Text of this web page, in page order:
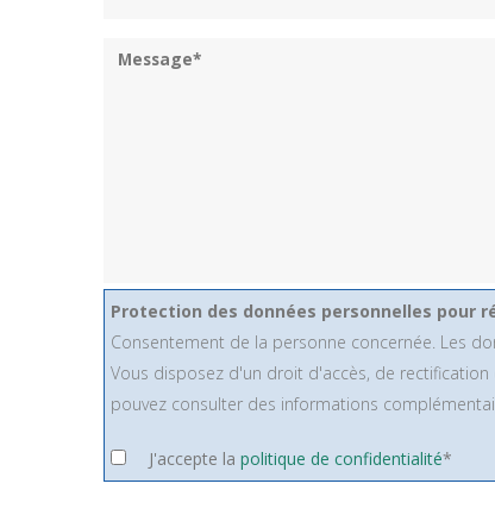
Protection des données personnelles pour
Consentement de la personne concernée. Les
Vous disposez d'un droit d'accès, de
pouvez consulter des informations
J'accepte la politique de confidentialité*